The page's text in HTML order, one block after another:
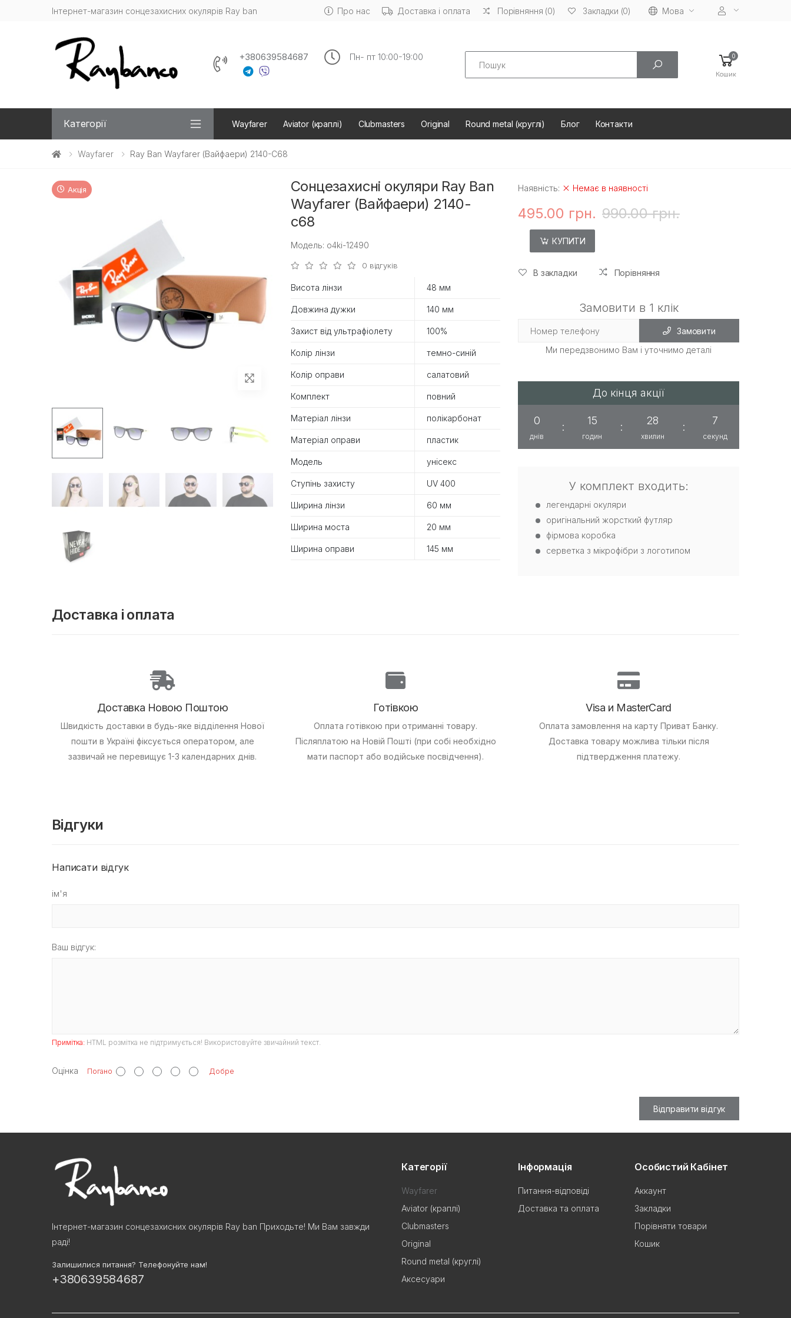
Інтернет-магазин сонцезахисних окулярів Ray ban Про нас Доставка і оплата Порівняння (0) Закладки (0) Мова
+380639584687 Пн- пт 10:00-19:00 Search 0
Кошик
Категорії Wayfarer Aviator (краплі) Clubmasters Original Round metal (круглі) Блог Контакти
Wayfarer Ray Ban Wayfarer (Вайфаери) 2140-С68
Акція
Сонцезахисні окуляри Ray Ban
Wayfarer (Вайфаери) 2140-
с68
Модель: o4ki-12490
0 відгуків
Висота лінзи 48 мм
Довжина дужки 140 мм
Захист від ультрафіолету 100%
Колір лінзи темно-синій
Колір оправи салатовий
Комплект повний
Матеріал лінзи полікарбонат
Матеріал оправи пластик
Модель унісекс
Ступінь захисту UV 400
Ширина лінзи 60 мм
Ширина моста 20 мм
Ширина оправи 145 мм
Наявність: Немає в наявності
495.00 грн. 990.00 грн.
КУПИТИ
В закладки Порівняння
Замовити в 1 клік
Замовити
Ми передзвонимо Вам і уточнимо деталі
До кінця акції
0
днів
:
15
годин
:
28
хвилин
:
7
секунд
У комплект входить:
легендарні окуляри
оригінальний жорсткий футляр
фірмова коробка
серветка з мікрофібри з логотипом
Доставка і оплата
Доставка Новою Поштою
Швидкість доставки в будь-яке відділення Нової
пошти в Україні фіксується оператором, але
зазвичай не перевищує 1-3 календарних днів.
Готівкою
Оплата готівкою при отриманні товару.
Післяплатою на Новій Пошті (при собі необхідно
мати паспорт або водійське посвідчення).
Visa и MasterCard
Оплата замовлення на карту Приват Банку.
Доставка товару можлива тільки після
підтвердження платежу.
Відгуки
Написати відгук
ім'я
Ваш відгук:
Примітка: HTML розмітка не підтримується! Використовуйте звичайний текст.
Оцінка Погано Добре
Відправити відгук
Інтернет-магазин сонцезахисних окулярів Ray ban Приходьте! Ми Вам завжди
раді!
Залишилися питання? Телефонуйте нам!
+380639584687
Категорії
Wayfarer
Aviator (краплі)
Clubmasters
Original
Round metal (круглі)
Аксесуари
Інформація
Питання-відповіді
Доставка та оплата
Особистий Кабінет
Аккаунт
Закладки
Порівняти товари
Кошик